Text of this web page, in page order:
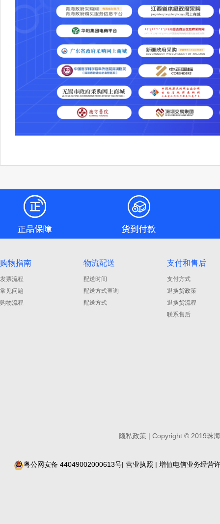
购物指南
发票流程
常见问题
购物流程
物流配送
配送时间
配送方式查询
配送方式
支付和售后
支付方式
退换货政策
退换货流程
联系售后
隐私政策 | Copyright ©2019珠海
粤公网安备 44049002000613号| 营业执照 | 增值电信业务经营